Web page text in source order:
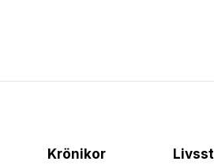
Krönikor